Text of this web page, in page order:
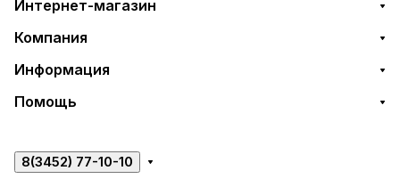
Интернет-магазин
Компания
Информация
Помощь
8(3452) 77-10-10